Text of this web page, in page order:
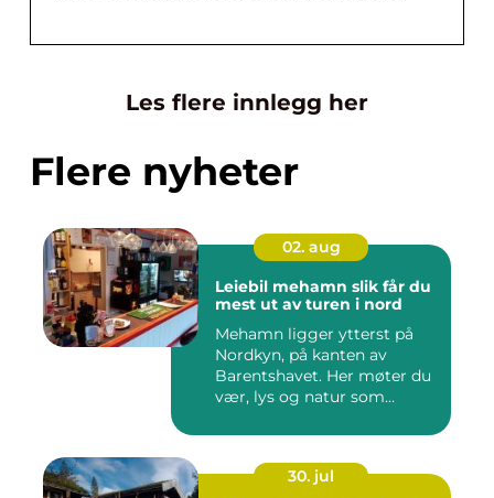
Les flere innlegg her
Flere nyheter
02. aug
Leiebil mehamn slik får du
mest ut av turen i nord
Mehamn ligger ytterst på
Nordkyn, på kanten av
Barentshavet. Her møter du
vær, lys og natur som
30. jul